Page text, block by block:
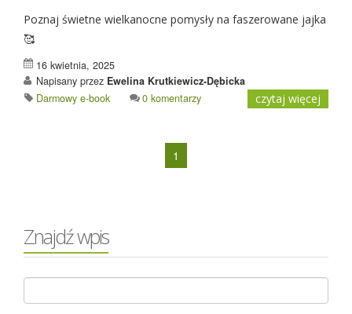
Poznaj świetne wielkanocne pomysły na faszerowane jajka
🥰
16 kwietnia, 2025
Napisany przez Ewelina Krutkiewicz-Dębicka
Darmowy e-book
0 komentarzy czytaj więcej
1
Znajdź wpis